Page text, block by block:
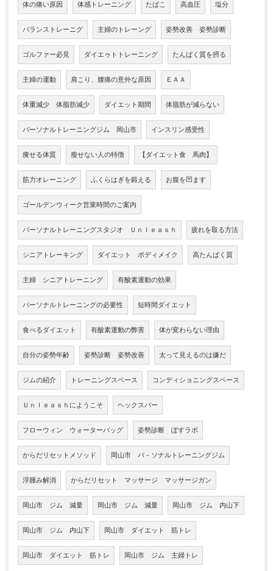
体の痛い原因 体感トレーニング たばこ 高血圧 塩分
バランストレーニグ 主婦のトレーング 姿勢改善 姿勢診断
ゴルファー必見 ダイエゥトトレーニング たんぱく質を摂る
主婦の運動 肩こり、腰痛の意外な原因 ＥＡＡ
体重減少 体脂肪減少 ダイエット期間 体脂肪が減らない
パーソナルトレーニングジム 岡山市 インスリン感受性
痩せる体質 瘦せない人の特徴 【ダイエット食 馬肉】
筋力オレーニング ふくらはぎを鍛える お腹を凹ます
ゴールデンウィーク営業時間のご案内
パーソナルトレーニングスタジオ Ｕｎｌｅａｓｈ 疲れを取る方法
シニアトレーキング ダイエット ボディメイク 高たんぱく質
主婦 シニアトレーニング 有酸素運動の効果
パーソナルトレーニングの必要性 短時間ダイエット
食べるダイエット 有酸素運動の弊害 体が変わらない理由
自分の姿勢年齢 姿勢診断 姿勢改善 太って見えるのは嫌だ
ジムの紹介 トレーニングスペース コンディショニングスペース
Ｕｎｌｅａｓｈにようこそ ヘックスバー
フローウィン ウォーターバッグ 姿勢診断 ぽすラボ
からだリセットメソッド 岡山市 パ－ソナルトレーニングジム
浮腫み解消 からだリセット マッサージ マッサージガン
岡山市 ジム 減量 岡山市 ジム 減量 岡山市 ジム 内山下
岡山市 ジム 内山下 岡山市 ダイエット 筋トレ
岡山市 ダイエット 筋トレ 岡山市 ジム 主婦トレ